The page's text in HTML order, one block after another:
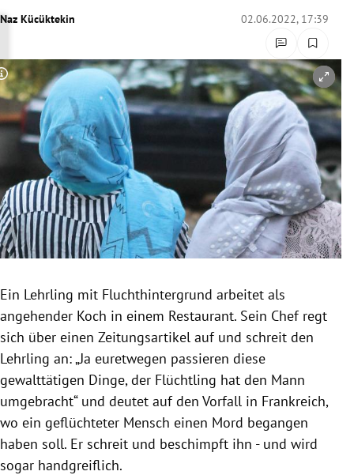
Untermenü
Untermenü
Untermenü
Untermenü
Untermenü
Untermenü
Untermenü
Naz Kücüktekin 02.06.2022, 17:39
Copyright-Hinweis öffnen/schließen
Ein Lehrling mit Fluchthintergrund arbeitet als
angehender Koch in einem Restaurant. Sein Chef regt
sich über einen Zeitungsartikel auf und schreit den
Lehrling an: „Ja euretwegen passieren diese
gewalttätigen Dinge, der Flüchtling hat den Mann
umgebracht“ und deutet auf den Vorfall in Frankreich,
wo ein geflüchteter Mensch einen Mord begangen
haben soll. Er schreit und beschimpft ihn - und wird
sogar handgreiflich.